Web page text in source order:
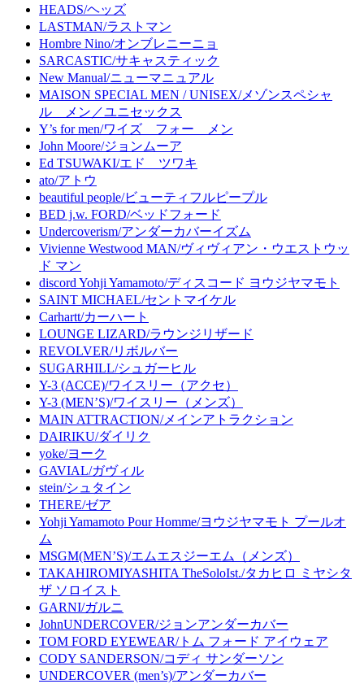
HEADS/ヘッズ
LASTMAN/ラストマン
Hombre Nino/オンブレニーニョ
SARCASTIC/サキャスティック
New Manual/ニューマニュアル
MAISON SPECIAL MEN / UNISEX/メゾンスペシャ
ル メン／ユニセックス
Y’s for men/ワイズ フォー メン
John Moore/ジョンムーア
Ed TSUWAKI/エド ツワキ
ato/アトウ
beautiful people/ビューティフルピープル
BED j.w. FORD/ベッドフォード
Undercoverism/アンダーカバーイズム
Vivienne Westwood MAN/ヴィヴィアン・ウエストウッ
ド マン
discord Yohji Yamamoto/ディスコード ヨウジヤマモト
SAINT MICHAEL/セントマイケル
Carhartt/カーハート
LOUNGE LIZARD/ラウンジリザード
REVOLVER/リボルバー
SUGARHILL/シュガーヒル
Y-3 (ACCE)/ワイスリー（アクセ）
Y-3 (MEN’S)/ワイスリー（メンズ）
MAIN ATTRACTION/メインアトラクション
DAIRIKU/ダイリク
yoke/ヨーク
GAVIAL/ガヴィル
stein/シュタイン
THERE/ゼア
Yohji Yamamoto Pour Homme/ヨウジヤマモト プールオ
ム
MSGM(MEN’S)/エムエスジーエム（メンズ）
TAKAHIROMIYASHITA TheSoloIst./タカヒロ ミヤシタ
ザ ソロイスト
GARNI/ガルニ
JohnUNDERCOVER/ジョンアンダーカバー
TOM FORD EYEWEAR/トム フォード アイウェア
CODY SANDERSON/コディ サンダーソン
UNDERCOVER (men’s)/アンダーカバー